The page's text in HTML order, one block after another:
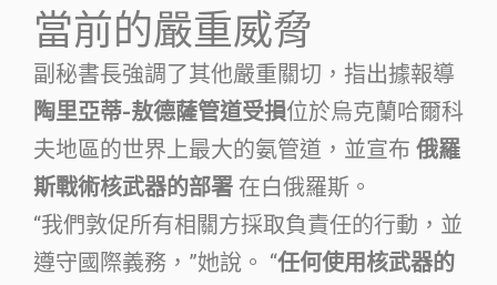
當前的嚴重威脅
副秘書長強調了其他嚴重關切，指出據報導
陶里亞蒂-敖德薩管道受損位於烏克蘭哈爾科
夫地區的世界上最大的氨管道，並宣布 俄羅
斯戰術核武器的部署 在白俄羅斯。
“我們敦促所有相關方採取負責任的行動，並
遵守國際義務，”她說。 “任何使用核武器的